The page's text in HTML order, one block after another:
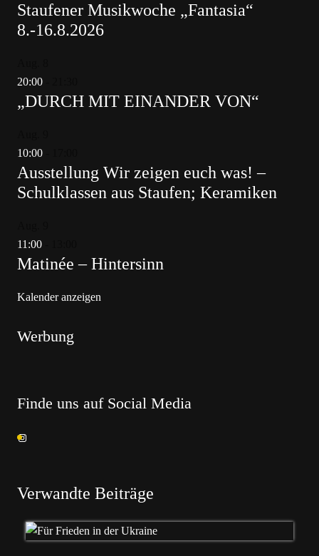
Staufener Musikwoche „Fantasia“
8.-16.8.2026
20:00
„DURCH MIT EINANDER VON“
10:00
Ausstellung Wir zeigen euch was! –
Schulklassen aus Staufen; Keramiken
11:00
Matinée – Hintersinn
Kalender anzeigen
Werbung
Finde uns auf Social Media
Verwandte Beiträge